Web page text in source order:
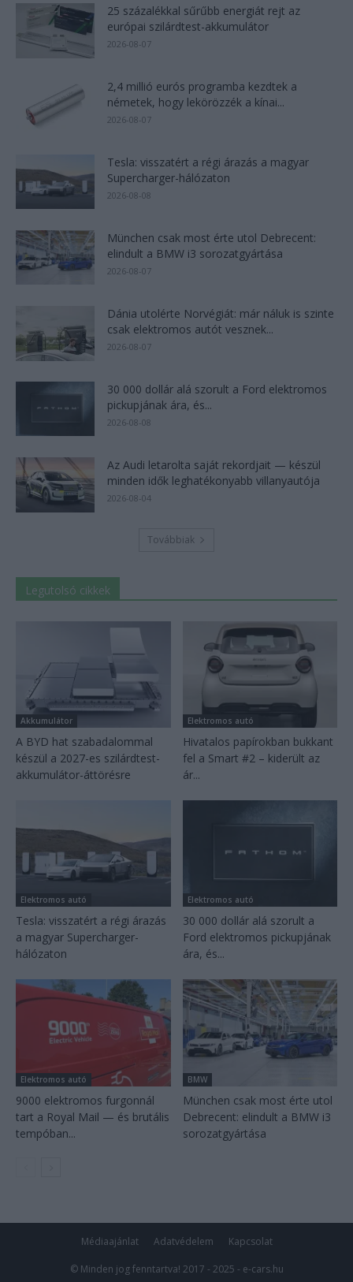
25 százalékkal sűrűbb energiát rejt az
európai szilárdtest-akkumulátor
2026-08-07
2,4 millió eurós programba kezdtek a
németek, hogy lekörözzék a kínai...
2026-08-07
Tesla: visszatért a régi árazás a magyar
Supercharger-hálózaton
2026-08-08
München csak most érte utol Debrecent:
elindult a BMW i3 sorozatgyártása
2026-08-07
Dánia utolérte Norvégiát: már náluk is szinte
csak elektromos autót vesznek...
2026-08-07
30 000 dollár alá szorult a Ford elektromos
pickupjának ára, és...
2026-08-08
Az Audi letarolta saját rekordjait — készül
minden idők leghatékonyabb villanyautója
2026-08-04
Továbbiak
Legutolsó cikkek
Akkumulátor
A BYD hat szabadalommal
készül a 2027-es szilárdtest-
akkumulátor-áttörésre
Elektromos autó
Hivatalos papírokban bukkant
fel a Smart #2 – kiderült az
ár...
Elektromos autó
Tesla: visszatért a régi árazás
a magyar Supercharger-
hálózaton
Elektromos autó
30 000 dollár alá szorult a
Ford elektromos pickupjának
ára, és...
Elektromos autó
9000 elektromos furgonnál
tart a Royal Mail — és brutális
tempóban...
BMW
München csak most érte utol
Debrecent: elindult a BMW i3
sorozatgyártása
Médiaajánlat Adatvédelem Kapcsolat
© Minden jog fenntartva! 2017 - 2025 - e-cars.hu